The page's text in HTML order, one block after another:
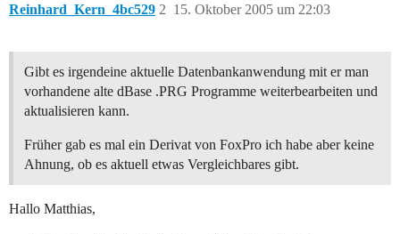
Reinhard_Kern_4bc529 15. Oktober 2005 um 22:03
2
Gibt es irgendeine aktuelle Datenbankanwendung mit er man
vorhandene alte dBase .PRG Programme weiterbearbeiten und
aktualisieren kann.
Früher gab es mal ein Derivat von FoxPro ich habe aber keine
Ahnung, ob es aktuell etwas Vergleichbares gibt.
Hallo Matthias,